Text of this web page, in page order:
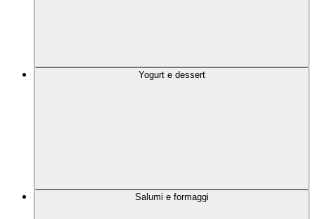
Yogurt e dessert
Salumi e formaggi